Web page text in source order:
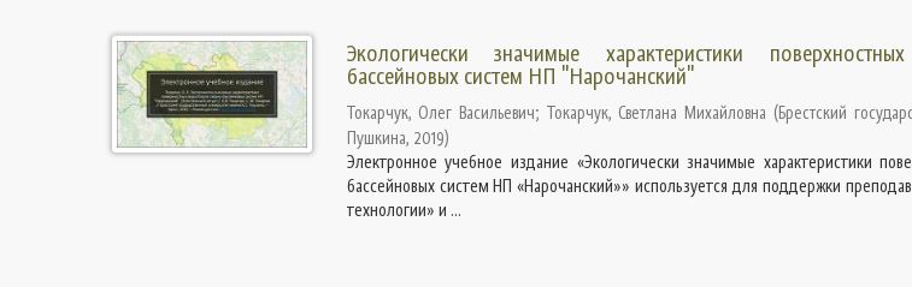
Экологически значимые характеристики
бассейновых систем НП "Нарочанский"
Токарчук, Олег Васильевич; Токарчук, Светлана Михайловна (Брестский
Пушкина, 2019)
Электронное учебное издание «Экологически значимые характеристики
бассейновых систем НП «Нарочанский»» используется для поддержки
технологии» и ...